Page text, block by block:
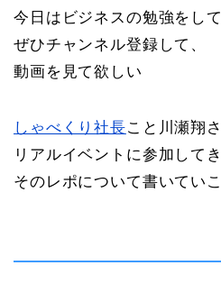
今日はビジネスの勉強をし
ぜひチャンネル登録して、
動画を見て欲しい
しゃべくり社長こと川瀬翔
リアルイベントに参加して
そのレポについて書いてい